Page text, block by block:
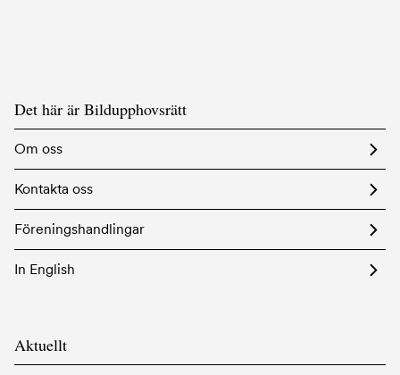
Det här är Bildupphovsrätt
Om oss
Kontakta oss
Föreningshandlingar
In English
Aktuellt